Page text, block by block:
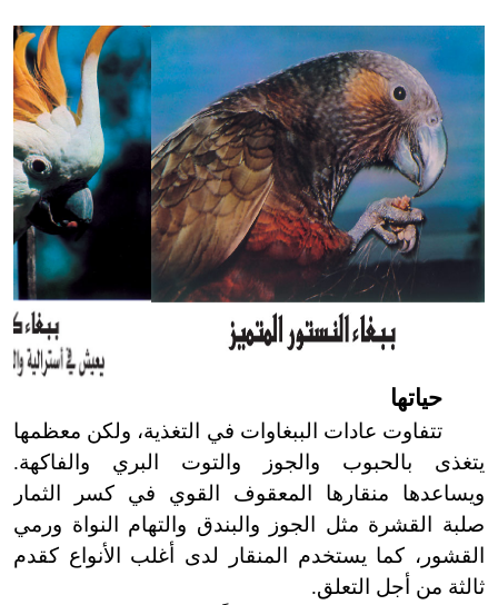
حياتها
تتفاوت عادات الببغاوات في التغذية، ولكن معظمها
يتغذى بالحبوب والجوز والتوت البري والفاكهة.
ويساعدها منقارها المعقوف القوي في كسر الثمار
صلبة القشرة مثل الجوز والبندق والتهام النواة ورمي
القشور، كما يستخدم المنقار لدى أغلب الأنواع كقدم
ثالثة من أجل التعلق.